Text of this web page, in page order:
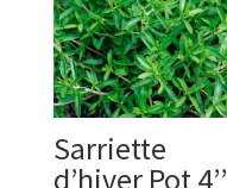
Sarriette
d’hiver Pot 4’’